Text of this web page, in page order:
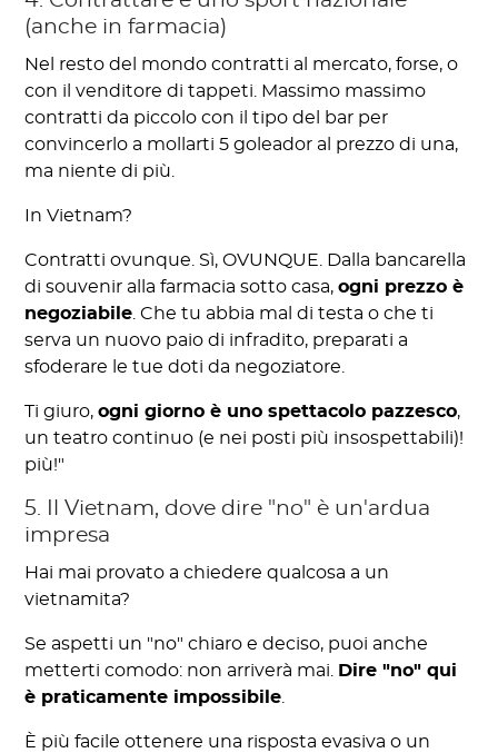
(anche in farmacia)
Nel resto del mondo contratti al mercato, forse, o
con il venditore di tappeti. Massimo massimo
contratti da piccolo con il tipo del bar per
convincerlo a mollarti 5 goleador al prezzo di una,
ma niente di più.
In Vietnam?
Contratti ovunque. Sì, OVUNQUE. Dalla bancarella
di souvenir alla farmacia sotto casa,ogni prezzo è
negoziabile . Che tu abbia mal di testa o che ti
serva un nuovo paio di infradito, preparati a
sfoderare le tue doti da negoziatore.
Ti giuro,ogni giorno è uno spettacolo pazzesco,
un teatro continuo (e nei posti più insospettabili)!
più!"
5. Il Vietnam, dove dire "no" è un'ardua
impresa
Hai mai provato a chiedere qualcosa a un
vietnamita?
Se aspetti un "no" chiaro e deciso, puoi anche
metterti comodo: non arriverà mai. Dire "no" qui
è praticamente impossibile.
È più facile ottenere una risposta evasiva o un